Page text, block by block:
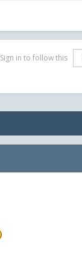
Sign in to follow this